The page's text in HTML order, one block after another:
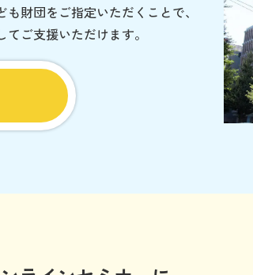
財団をご指定いただくことで、
ご支援いただけます。